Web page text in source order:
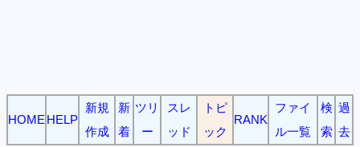
HOME HELP
新規
作成
新
着
ツリ
ー
スレ
ッド
トピ
ック
RANK
ファイ
ル一覧
検
索
過
去